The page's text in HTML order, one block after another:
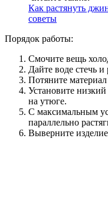
Как растянуть
советы
Порядок работы:
Смочите вещь
Дайте воде стечь и
Потяните
Установите
на утюге.
С максимальным
параллельно
Выверните